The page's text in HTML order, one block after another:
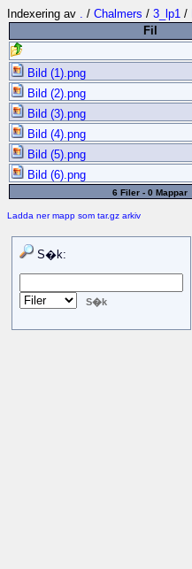
Indexering av . / Chalmers / 3_lp1 /
Fil
Bild (1).png
Bild (2).png
Bild (3).png
Bild (4).png
Bild (5).png
Bild (6).png
6 Filer - 0 Mappar
Ladda ner mapp som tar.gz arkiv
S�k: